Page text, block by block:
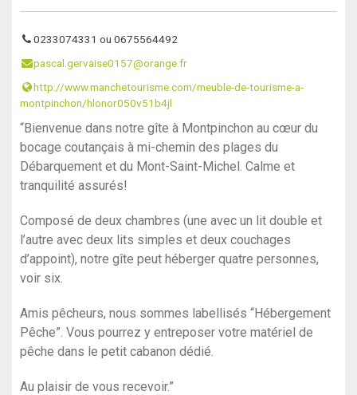
0233074331 ou 0675564492
pascal.gervaise0157@orange.fr
http://www.manchetourisme.com/meuble-de-tourisme-a-
montpinchon/hlonor050v51b4jl
“Bienvenue dans notre gîte à Montpinchon au cœur du
bocage coutançais à mi-chemin des plages du
Débarquement et du Mont-Saint-Michel. Calme et
tranquilité assurés!
Composé de deux chambres (une avec un lit double et
l’autre avec deux lits simples et deux couchages
d’appoint), notre gîte peut héberger quatre personnes,
voir six.
Amis pêcheurs, nous sommes labellisés “Hébergement
Pêche”. Vous pourrez y entreposer votre matériel de
pêche dans le petit cabanon dédié.
Au plaisir de vous recevoir.”